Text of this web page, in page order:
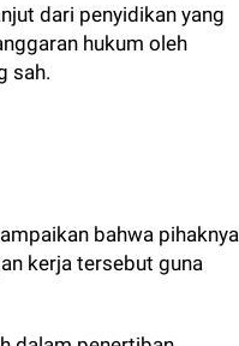
dari penyidikan yang
hukum oleh
sah.
bahwa pihaknya
kerja tersebut guna